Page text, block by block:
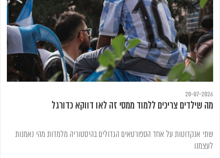
20-07-2026
מה שילדים צריכים ללמוד ממסי זה לאו דווקא כדורגל
שתי אנקדוטות על אחד הספורטאים הגדולים בהיסטוריה מלמדות מהי נאמנות
לעצמנו